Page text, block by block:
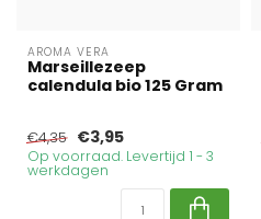
AROMA VERA
Marseillezeep
calendula bio 125 Gram
€4,35 €3,95
Op voorraad. Levertijd 1 - 3
werkdagen